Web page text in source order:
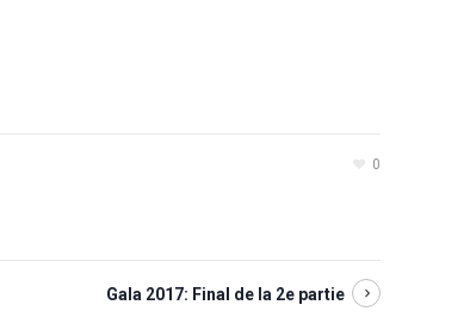
0
Gala 2017: Final de la 2e partie